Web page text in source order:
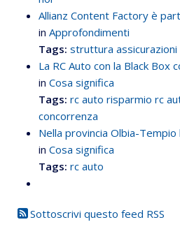
Allianz Content Factory è
in Approfondimenti
Tags: struttura assicurazioni
La RC Auto con la Black Box
in Cosa significa
Tags: rc auto risparmio rc
concorrenza
Nella provincia Olbia-Tempio
in Cosa significa
Tags: rc auto
Sottoscrivi questo feed RSS